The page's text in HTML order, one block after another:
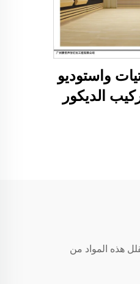
واستوديو
الديكور
هذه المواد من